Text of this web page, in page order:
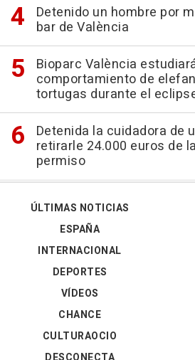
Detenido un hombre por
bar de València
Bioparc València
comportamiento de
tortugas durante el
Detenida la cuidadora de
retirarle 24.000 euros de
permiso
ÚLTIMAS NOTICIAS
ESPAÑA
INTERNACIONAL
DEPORTES
VÍDEOS
CHANCE
CULTURAOCIO